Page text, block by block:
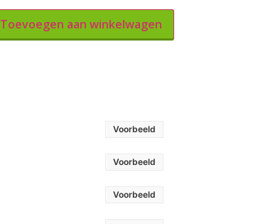
Voorbeeld
Voorbeeld
Voorbeeld
Toevoegen aan winkelwagen